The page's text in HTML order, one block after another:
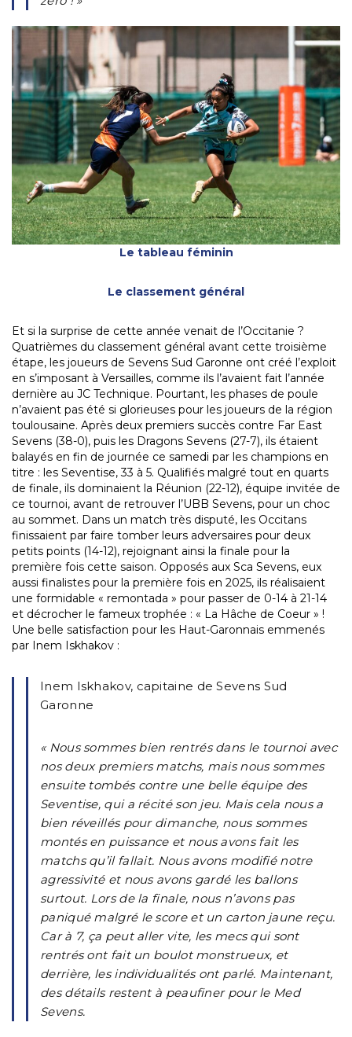
Le tableau féminin
Le classement général
Et si la surprise de cette année venait de l’Occitanie ?
Quatrièmes du classement général avant cette troisième
étape, les joueurs de Sevens Sud Garonne ont créé l’exploit
en s’imposant à Versailles, comme ils l’avaient fait l’année
dernière au JC Technique. Pourtant, les phases de poule
n’avaient pas été si glorieuses pour les joueurs de la région
toulousaine. Après deux premiers succès contre Far East
Sevens (38-0), puis les Dragons Sevens (27-7), ils étaient
balayés en fin de journée ce samedi par les champions en
titre : les Seventise, 33 à 5. Qualifiés malgré tout en quarts
de finale, ils dominaient la Réunion (22-12), équipe invitée de
ce tournoi, avant de retrouver l’UBB Sevens, pour un choc
au sommet. Dans un match très disputé, les Occitans
finissaient par faire tomber leurs adversaires pour deux
petits points (14-12), rejoignant ainsi la finale pour la
première fois cette saison. Opposés aux Sca Sevens, eux
aussi finalistes pour la première fois en 2025, ils réalisaient
une formidable « remontada » pour passer de 0-14 à 21-14
et décrocher le fameux trophée : « La Hâche de Coeur » !
Une belle satisfaction pour les Haut-Garonnais emmenés
par Inem Iskhakov :
Inem Iskhakov, capitaine de Sevens Sud
Garonne
« Nous sommes bien rentrés dans le tournoi avec
nos deux premiers matchs, mais nous sommes
ensuite tombés contre une belle équipe des
Seventise, qui a récité son jeu. Mais cela nous a
bien réveillés pour dimanche, nous sommes
montés en puissance et nous avons fait les
matchs qu’il fallait. Nous avons modifié notre
agressivité et nous avons gardé les ballons
surtout. Lors de la finale, nous n’avons pas
paniqué malgré le score et un carton jaune reçu.
Car à 7, ça peut aller vite, les mecs qui sont
rentrés ont fait un boulot monstrueux, et
derrière, les individualités ont parlé. Maintenant,
des détails restent à peaufiner pour le Med
Sevens.